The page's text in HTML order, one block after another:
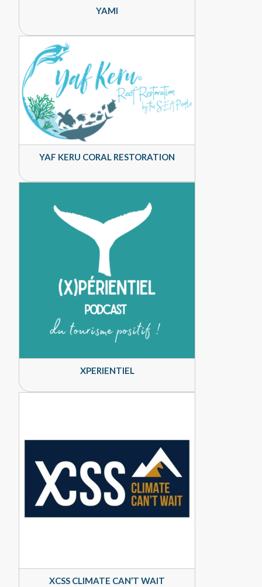
YAMI
YAF KERU CORAL RESTORATION
XPERIENTIEL
XCSS CLIMATE CAN’T WAIT